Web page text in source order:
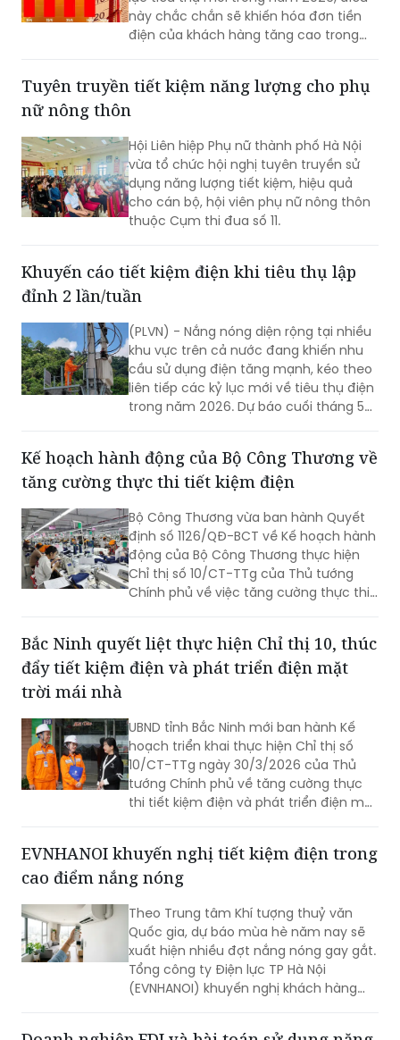
này chắc chắn sẽ khiến hóa đơn tiền
điện của khách hàng tăng cao trong
Tuyên truyền tiết kiệm năng lượng cho phụ
nữ nông thôn
Hội Liên hiệp Phụ nữ thành phố Hà Nội
vừa tổ chức hội nghị tuyên truyền sử
dụng năng lượng tiết kiệm, hiệu quả
cho cán bộ, hội viên phụ nữ nông thôn
thuộc Cụm thi đua số 11.
Khuyến cáo tiết kiệm điện khi tiêu thụ lập
đỉnh 2 lần/tuần
(PLVN) - Nắng nóng diện rộng tại nhiều
khu vực trên cả nước đang khiến nhu
cầu sử dụng điện tăng mạnh, kéo theo
liên tiếp các kỷ lục mới về tiêu thụ điện
trong năm 2026. Dự báo cuối tháng 5
doanh nghiệp sử dụng điện tiết kiệm,
hiệu quả nhằm giảm áp lực cho hệ
Kế hoạch hành động của Bộ Công Thương về
tăng cường thực thi tiết kiệm điện
Bộ Công Thương vừa ban hành Quyết
định số 1126/QĐ-BCT về Kế hoạch hành
động của Bộ Công Thương thực hiện
Chỉ thị số 10/CT-TTg của Thủ tướng
Chính phủ về việc tăng cường thực thi
Bắc Ninh quyết liệt thực hiện Chỉ thị 10, thúc
đẩy tiết kiệm điện và phát triển điện mặt
trời mái nhà
UBND tỉnh Bắc Ninh mới ban hành Kế
hoạch triển khai thực hiện Chỉ thị số
10/CT-TTg ngày 30/3/2026 của Thủ
tướng Chính phủ về tăng cường thực
thi tiết kiệm điện và phát triển điện mặt
triển khai đồng bộ các giải pháp tiết
kiệm điện, quản lý phụ tải, hỗ trợ phát
bảo đảm cung ứng điện an toàn, ổn
định và thúc đẩy tăng trưởng xanh trên
địa bàn tỉnh..
EVNHANOI khuyến nghị tiết kiệm điện trong
cao điểm nắng nóng
Theo Trung tâm Khí tượng thuỷ văn
Quốc gia, dự báo mùa hè năm nay sẽ
xuất hiện nhiều đợt nắng nóng gay gắt.
Tổng công ty Điện lực TP Hà Nội
(EVNHANOI) khuyến nghị khách hàng